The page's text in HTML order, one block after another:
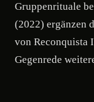
Gruppenrituale
(2022) ergänzen
von Reconquista
Gegenrede